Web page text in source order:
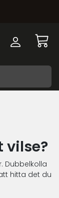
vilse?
Dubbelkolla
hitta det du